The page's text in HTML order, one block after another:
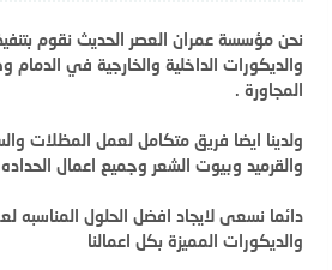
نحن مؤسسة عمران العصر الحديث نقوم
والديكورات الداخلية والخارجية في
المجاورة .
ولدينا ايضا فريق متكامل لعمل المظلات
والقرميد وبيوت الشعر وجميع اعمال
دائما نسعى لايجاد افضل الحلول المناسبه
والديكورات المميزة بكل اعمالنا